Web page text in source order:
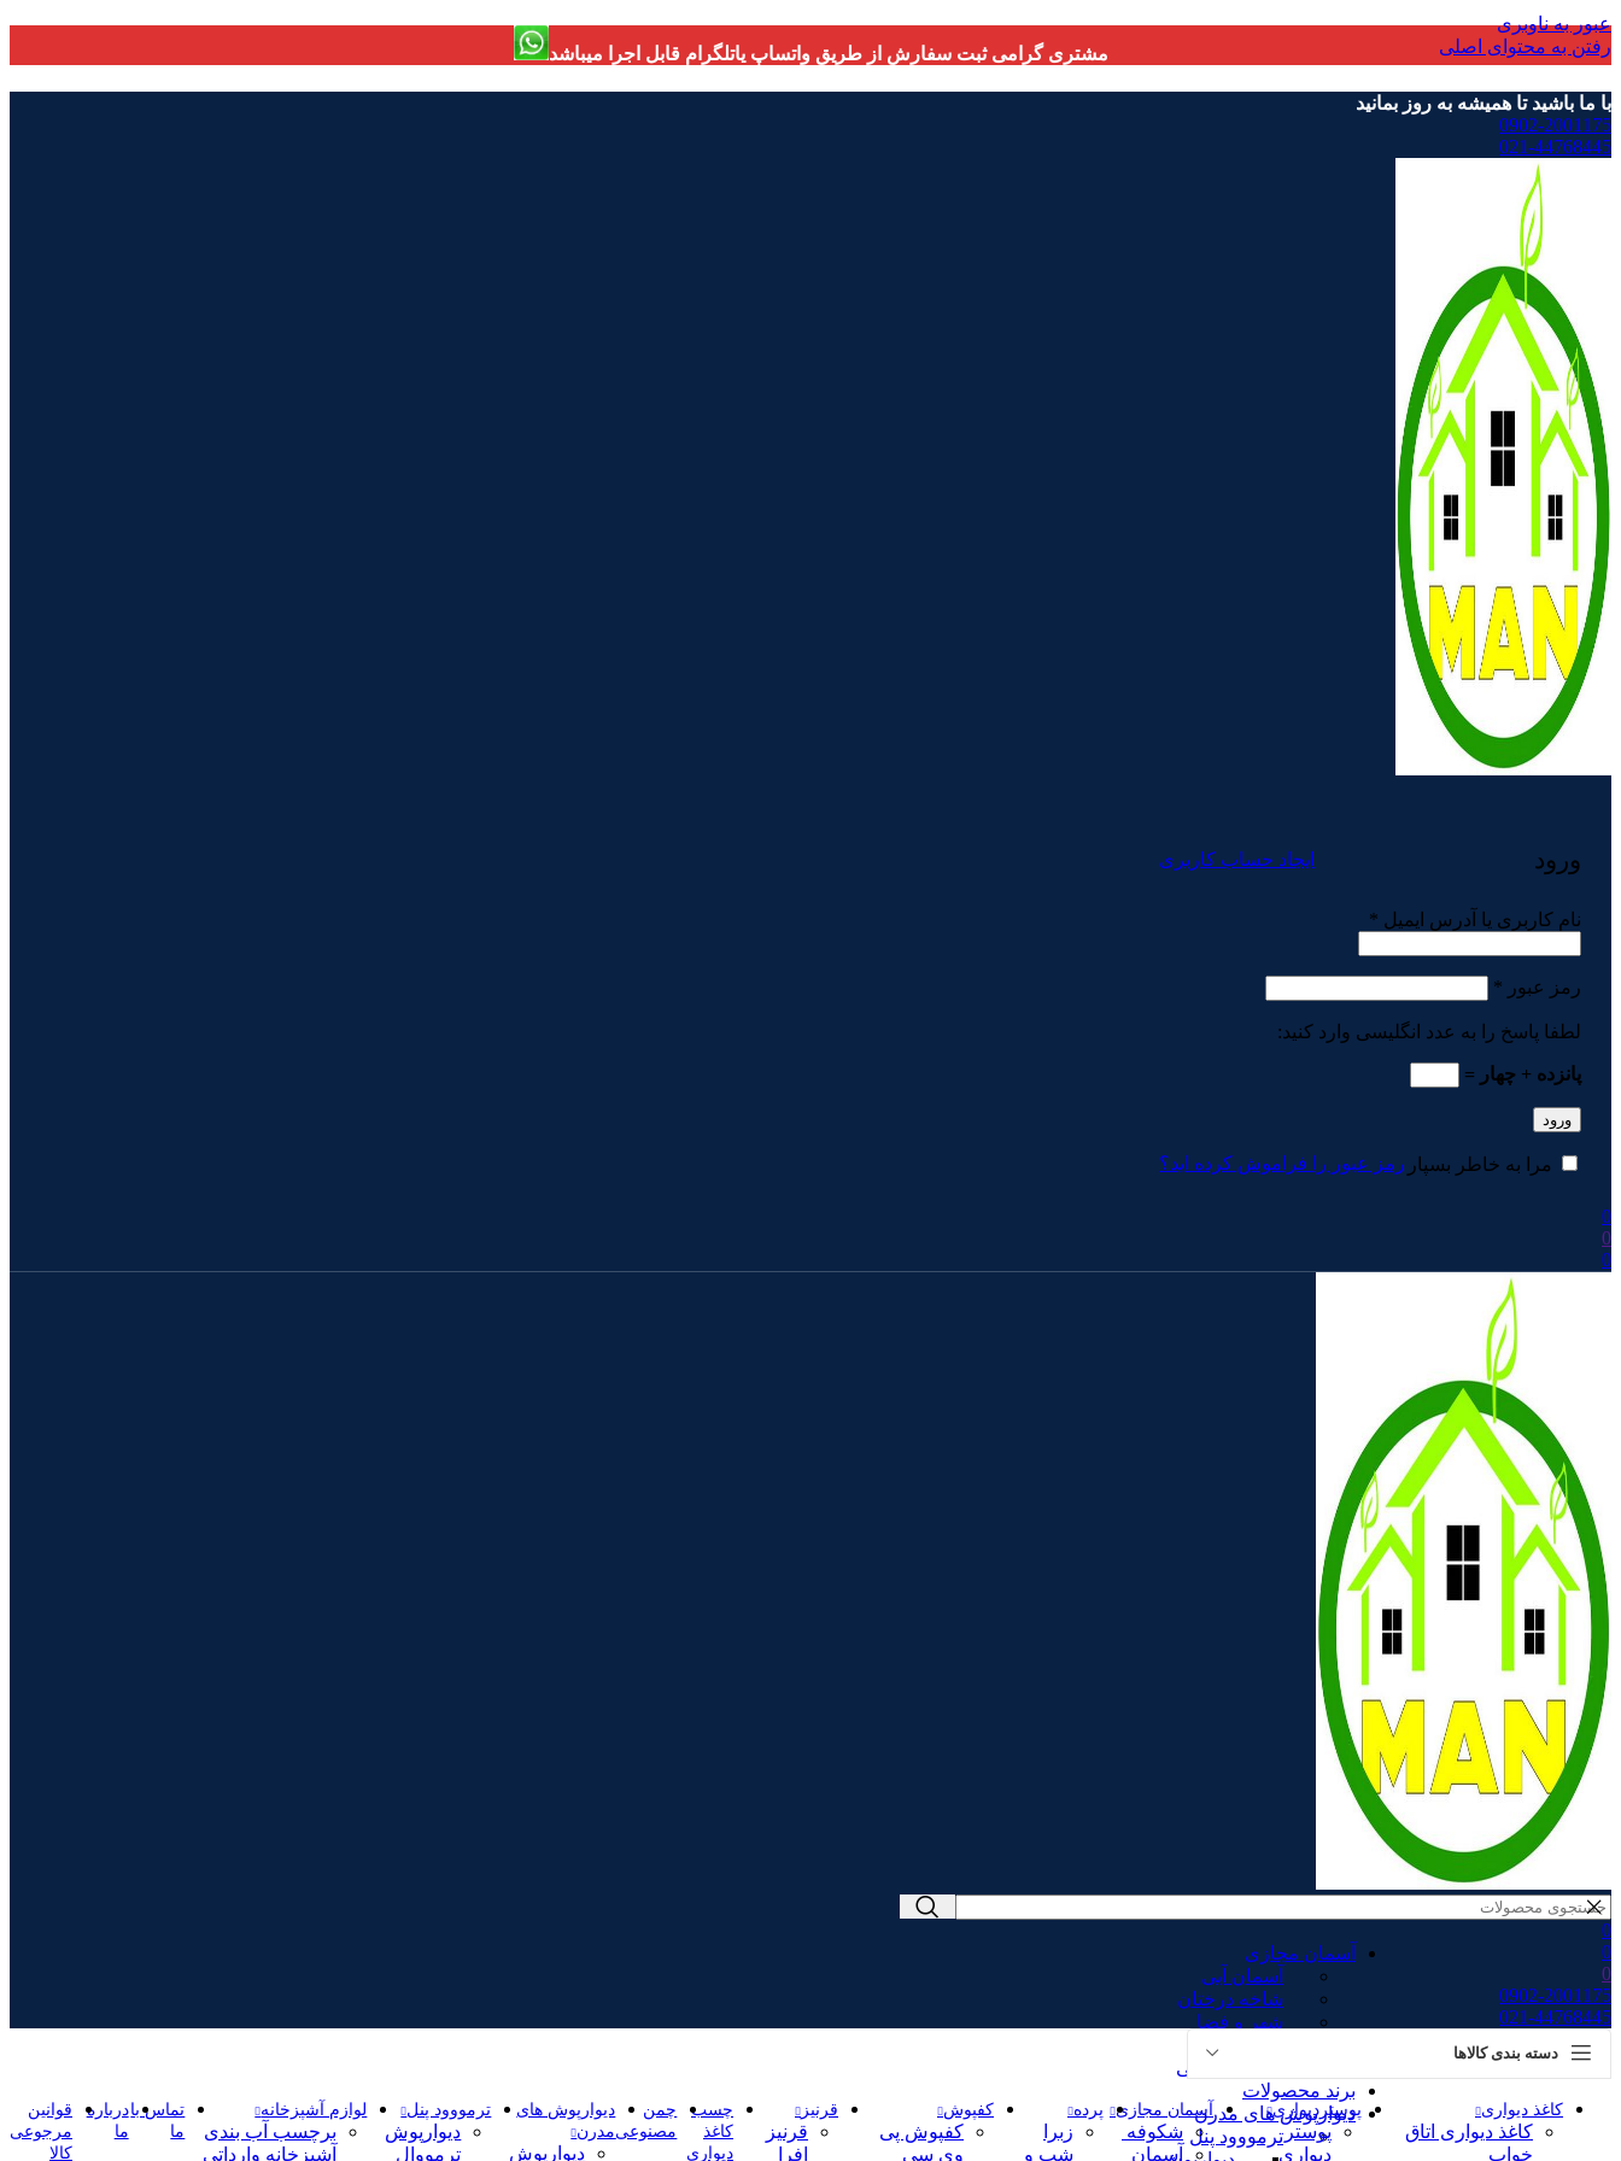
عبور به ناوبری
رفتن به محتوای اصلی
مشتری گرامی ثبت سفارش از طریق واتساپ یاتلگرام قابل اجرا میباشد
با ما باشید تا همیشه به روز بمانید
0902-2001175
021-44768445
ورود ایجاد حساب کاربری
نام کاربری یا آدرس ایمیل *
رمز عبور *
لطفا پاسخ را به عدد انگلیسی وارد کنید:
پانزده + چهار =
ورود
رمز عبور را فراموش کرده اید؟ مرا به خاطر بسپار
0
0
0
آسمان مجازی
آسمان آبی
شاخه درختان
شهر و فضا
نقاشی سقفی
برند محصولات
دیوارپوش های مدرن
ترمووود پنل
0
0
0
0902-2001175
021-44768445
دسته بندی کالاها
کاغذ دیواری
کاغذ دیواری اتاق
خواب
پوستردیواری
پوستر
دیواری
آسمان مجازی
شکوفه
آسمان
پرده
زبرا
شب و
کفپوش
کفپوش پی
وی سی
قرنیز
قرنیز
افرا
چسب
کاغذ
دیواری
چمن
مصنوعی
دیوارپوش های
مدرن
دیوارپوش
ترمووود پنل
دیوارپوش
ترمووال
لوازم آشپزخانه
برچسب آب بندی
آشپزخانه وارداتی
تماس با
ما
درباره
ما
قوانین
مرجوعی
کالا